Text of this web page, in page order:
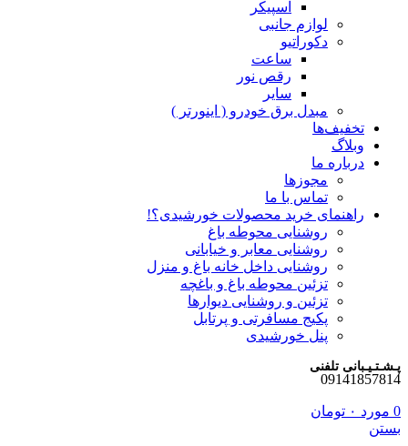
اسپیکر
لوازم جانبی
دکوراتیو
ساعت
رقص نور
سایر
مبدل برق خودرو ( اینورتر )
تخفیف‌ها
وبلاگ
درباره ما
مجوزها
تماس با ما
راهنمای خرید محصولات خورشیدی؟!
روشنایی محوطه باغ
روشنایی معابر و خیابانی
روشنایی داخل خانه باغ و منزل
تزئین محوطه باغ و باغچه
تزئین و روشنایی دیوارها
پکیج مسافرتی و پرتابل
پنل خورشیدی
پـشـتـیـبانی تلفنی
09141857814
0 مورد ۰ تومان
بستن